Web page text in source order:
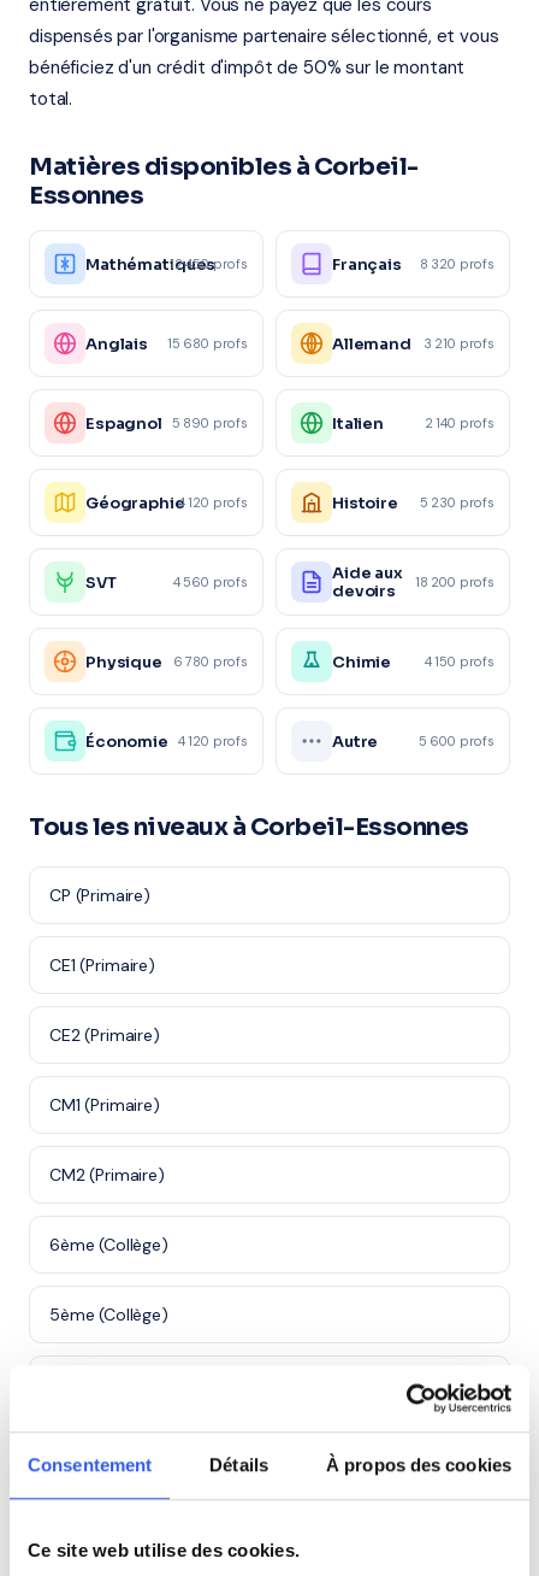
Consentement Détails À propos des cookies
Ce site web utilise des cookies.
entièrement gratuit. Vous ne payez que les cours
dispensés par l'organisme partenaire sélectionné, et vous
bénéficiez d'un crédit d'impôt de 50% sur le montant
total.
Matières disponibles à Corbeil-
Essonnes
Mathématiques
12 450 profs Français 8 320 profs
Anglais 15 680 profs Allemand 3 210 profs
Espagnol 5 890 profs Italien 2 140 profs
Géographie4 120 profs Histoire 5 230 profs
SVT 4 560 profs
Aide aux
devoirs
18 200 profs
Physique 6 780 profs Chimie 4 150 profs
Économie 4 120 profs Autre 5 600 profs
Tous les niveaux à Corbeil-Essonnes
CP (Primaire)
CE1 (Primaire)
CE2 (Primaire)
CM1 (Primaire)
CM2 (Primaire)
6ème (Collège)
5ème (Collège)
3ème (Collège)